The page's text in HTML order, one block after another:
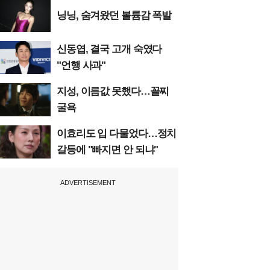
닝닝, 숨겨왔던 볼륨감 폭발
신동엽, 결국 고개 숙였다
"언행 사과"
지성, 이름값 못했다…꼴찌
굴욕
이효리도 입 다물었다…정치
갈등에 "빠지면 안 되냐"
ADVERTISEMENT